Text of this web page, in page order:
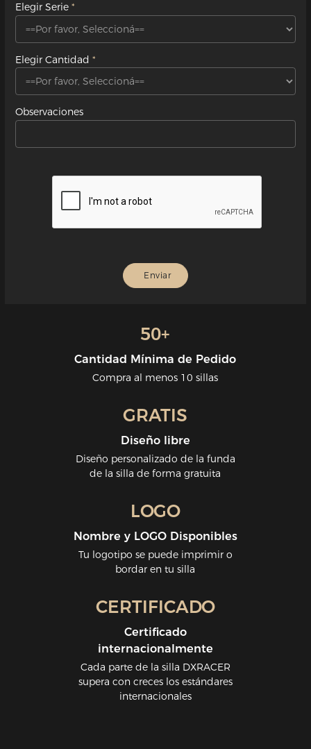
Elegir Serie
Elegir Cantidad
Observaciones
50+
Cantidad Mínima de Pedido
Compra al menos 10 sillas
GRATIS
Diseño libre
Diseño personalizado de la funda
de la silla de forma gratuita
LOGO
Nombre y LOGO Disponibles
Tu logotipo se puede imprimir o
bordar en tu silla
CERTIFICADO
Certificado
internacionalmente
Cada parte de la silla DXRACER
supera con creces los estándares
internacionales